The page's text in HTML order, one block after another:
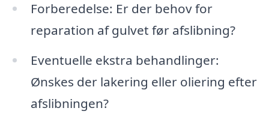
Forberedelse: Er der behov for
reparation af gulvet før afslibning?
Eventuelle ekstra behandlinger:
Ønskes der lakering eller oliering efter
afslibningen?